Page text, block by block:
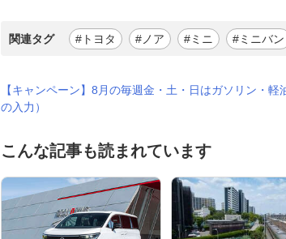
関連タグ #トヨタ #ノア #ミニ #ミニバン
【キャンペーン】8月の毎週金・土・日はガソリン・
の入力）
こんな記事も読まれています